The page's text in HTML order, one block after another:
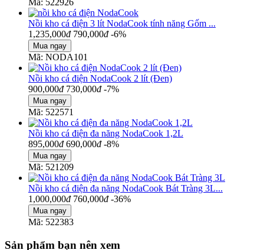
Mã: 522926
Nồi kho cá điện 3 lít NodaCook tính năng Gốm ...
1,235,000đ 790,000đ -6%
Mã: NODA101
Nồi kho cá điện NodaCook 2 lít (Đen)
900,000đ 730,000đ -7%
Mã: 522571
Nồi kho cá điện đa năng NodaCook 1,2L
895,000đ 690,000đ -8%
Mã: 521209
Nồi kho cá điện đa năng NodaCook Bát Tràng 3L...
1,000,000đ 760,000đ -36%
Mã: 522383
Sản phẩm bạn nên xem